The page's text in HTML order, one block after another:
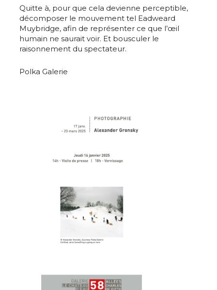
* Champ obligatoire
Quitte à, pour que cela devienne perceptible,
décomposer le mouvement tel Eadweard
Muybridge, afin de représenter ce que l’œil
humain ne saurait voir. Et bousculer le
raisonnement du spectateur.
Polka Galerie